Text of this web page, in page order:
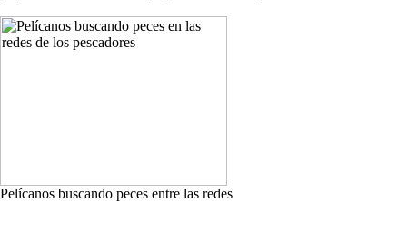
Pelícanos buscando peces entre las redes